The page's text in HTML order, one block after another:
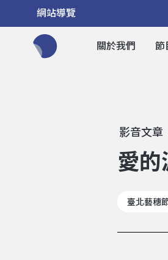
網站導覽
關於我們 節
影音文章
愛的
臺北藝穗